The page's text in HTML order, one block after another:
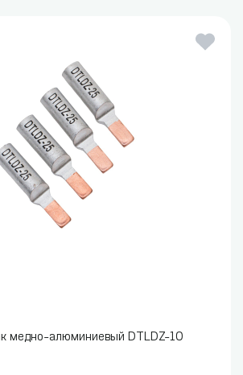
медно-алюминиевый DTLDZ-10